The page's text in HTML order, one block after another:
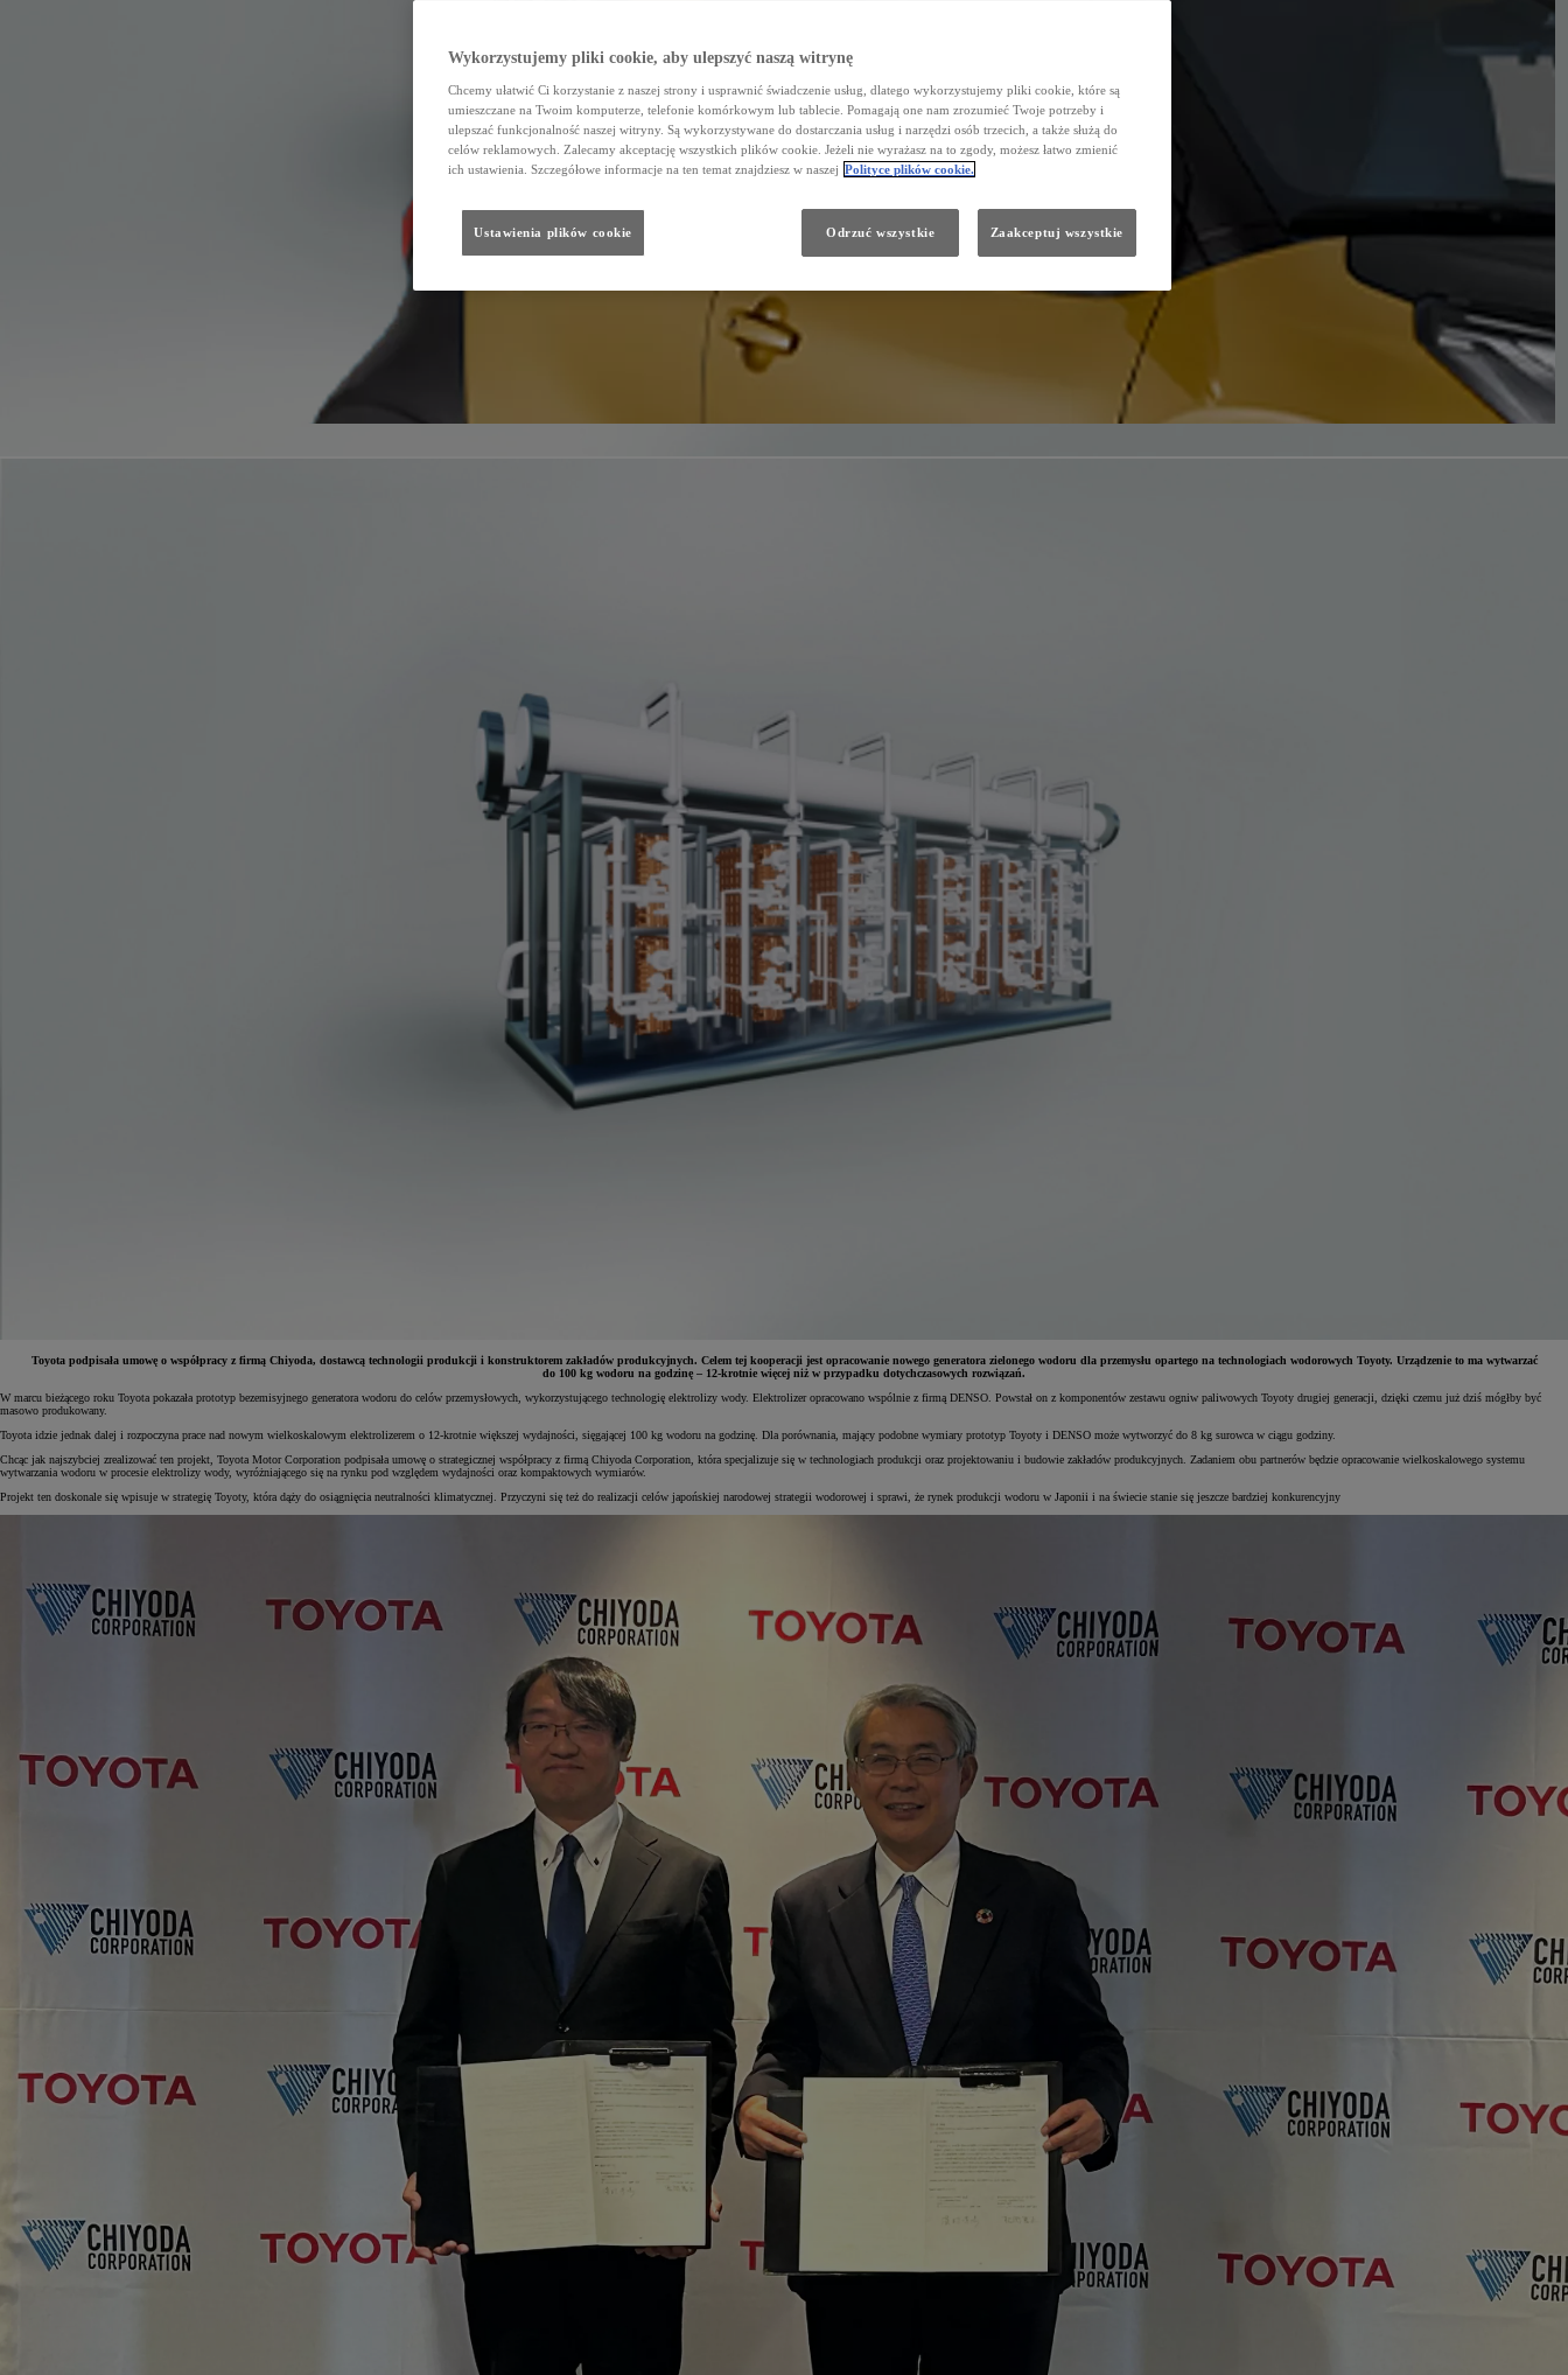
Od81 900 zł
Yaris Cross
HYBRID
Toyota podpisała umowę o współpracy z firmą Chiyoda, dostawcą technologii produkcji i konstruktorem zakładów produkcyjnych. Celem tej kooperacji jest opracowanie nowego generatora zielonego wodoru dla przemysłu opartego na technologiach wodorowych Toyoty. Urządzenie to ma wytwarzać
do 100 kg wodoru na godzinę – 12-krotnie więcej niż w przypadku dotychczasowych rozwiązań.
W marcu bieżącego roku Toyota pokazała prototyp bezemisyjnego generatora wodoru do celów przemysłowych, wykorzystującego technologię elektrolizy wody. Elektrolizer opracowano wspólnie z firmą DENSO. Powstał on z komponentów zestawu ogniw paliwowych Toyoty drugiej generacji, dzięki czemu już dziś mógłby być
masowo produkowany.
Toyota idzie jednak dalej i rozpoczyna prace nad nowym wielkoskalowym elektrolizerem o 12-krotnie większej wydajności, sięgającej 100 kg wodoru na godzinę. Dla porównania, mający podobne wymiary prototyp Toyoty i DENSO może wytworzyć do 8 kg surowca w ciągu godziny.
Chcąc jak najszybciej zrealizować ten projekt, Toyota Motor Corporation podpisała umowę o strategicznej współpracy z firmą Chiyoda Corporation, która specjalizuje się w technologiach produkcji oraz projektowaniu i budowie zakładów produkcyjnych. Zadaniem obu partnerów będzie opracowanie wielkoskalowego systemu
wytwarzania wodoru w procesie elektrolizy wody, wyróżniającego się na rynku pod względem wydajności oraz kompaktowych wymiarów.
Projekt ten doskonale się wpisuje w strategię Toyoty, która dąży do osiągnięcia neutralności klimatycznej. Przyczyni się też do realizacji celów japońskiej narodowej strategii wodorowej i sprawi, że rynek produkcji wodoru w Japonii i na świecie stanie się jeszcze bardziej konkurencyjny
Wykorzystujemy pliki cookie, aby ulepszyć naszą witrynę
Chcemy ułatwić Ci korzystanie z naszej strony i usprawnić świadczenie usług, dlatego wykorzystujemy pliki cookie, które są
umieszczane na Twoim komputerze, telefonie komórkowym lub tablecie. Pomagają one nam zrozumieć Twoje potrzeby i
ulepszać funkcjonalność naszej witryny. Są wykorzystywane do dostarczania usług i narzędzi osób trzecich, a także służą do
celów reklamowych. Zalecamy akceptację wszystkich plików cookie. Jeżeli nie wyrażasz na to zgody, możesz łatwo zmienić
ich ustawienia. Szczegółowe informacje na ten temat znajdziesz w naszej Polityce plików cookie.
Ustawienia plików cookie Odrzuć wszystkie Zaakceptuj wszystkie